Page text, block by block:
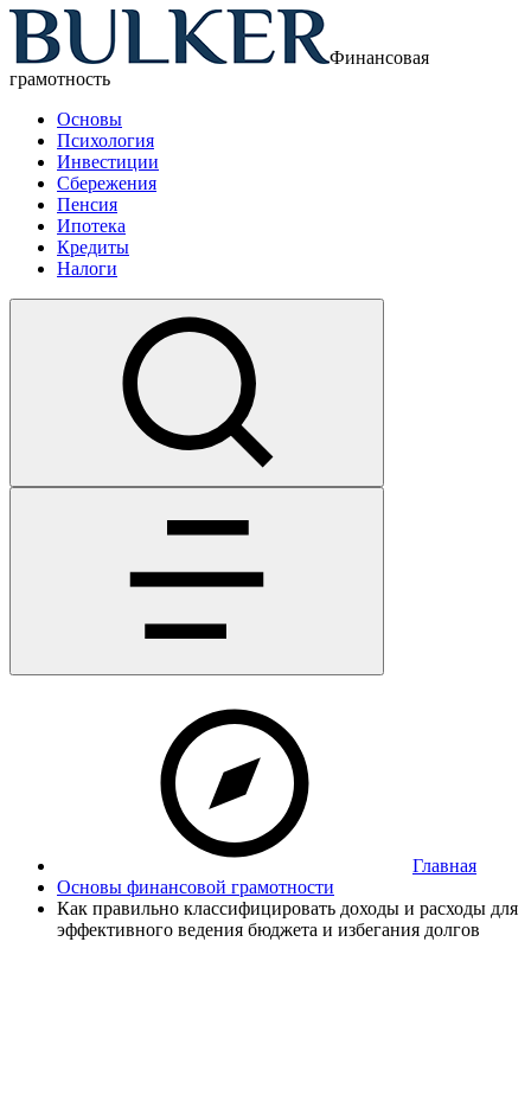
Финансовая
грамотность
Основы
Психология
Инвестиции
Сбережения
Пенсия
Ипотека
Кредиты
Налоги
Главная
Основы финансовой грамотности
Как правильно классифицировать доходы и расходы для
эффективного ведения бюджета и избегания долгов